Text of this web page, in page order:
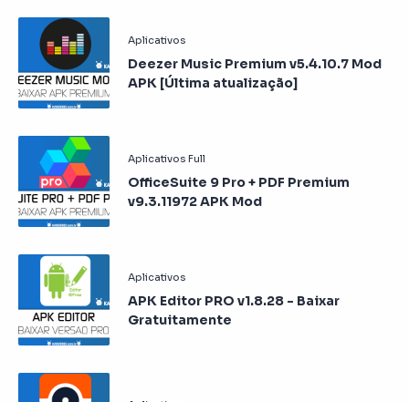
Deezer Music Premium v5.4.10.7 Mod
APK [Última atualização]
OfficeSuite 9 Pro + PDF Premium
v9.3.11972 APK Mod
APK Editor PRO v1.8.28 - Baixar
Gratuitamente